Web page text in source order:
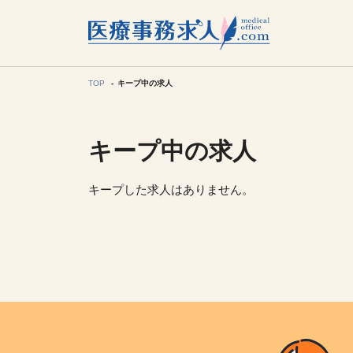
TOP キープ中の求人
キープ中の求人
キープした求人はありません。